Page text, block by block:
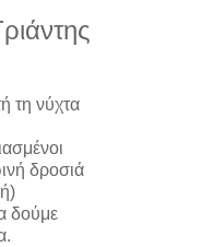
τη νύχτα
δροσιά
δούμε